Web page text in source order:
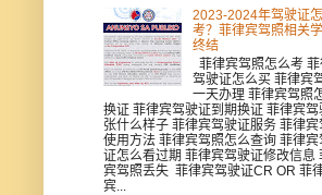
2023-2024年驾驶证
考？菲律宾驾照相关
终结
菲律宾驾照怎么考
驾驶证怎么买 菲律宾
一天办理 菲律宾驾照
换证 菲律宾驾驶证到期换证 菲律宾驾
张什么样子 菲律宾驾驶证服务 菲律宾
使用方法 菲律宾驾照怎么查询 菲律宾
证怎么看过期 菲律宾驾驶证修改信息
宾驾照丢失 菲律宾驾驶证CR OR 菲
宾...